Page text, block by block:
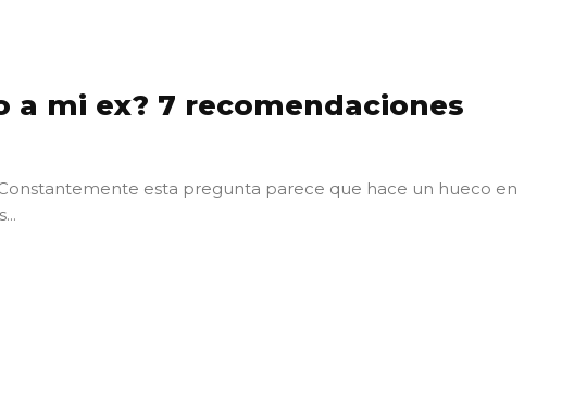
a mi ex? 7 recomendaciones
Constantemente esta pregunta parece que hace un hueco en